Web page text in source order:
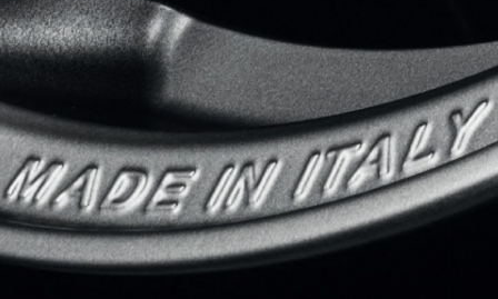
ΕΥΚΑΙΡΙΕΣ ΚΑΡΙΕΡΑΣ
DOWNLOAD AREA
GPSR